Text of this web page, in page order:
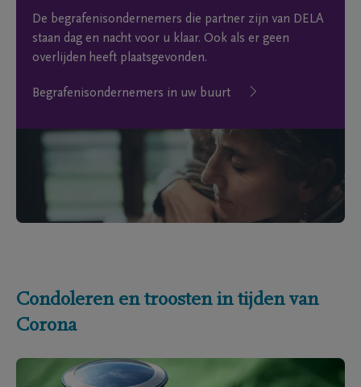
De begrafenisondernemers die partner zijn van DELA
staan dag en nacht voor u klaar. Ook als er geen
overlijden heeft plaatsgevonden.
Begrafenisondernemers in uw buurt
Condoleren en troosten in tijden van
Corona